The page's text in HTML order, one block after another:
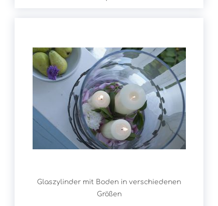
Glaszylinder mit Boden in verschiedenen
Größen